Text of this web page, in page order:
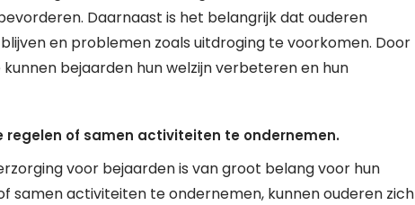
Daarnaast is het belangrijk dat ouderen
en problemen zoals uitdroging te voorkomen. Door
bejaarden hun welzijn verbeteren en hun
of samen activiteiten te ondernemen.
voor bejaarden is van groot belang voor hun
samen activiteiten te ondernemen, kunnen ouderen zich